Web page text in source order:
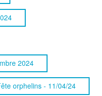
2024
orphelins - 11/04/24